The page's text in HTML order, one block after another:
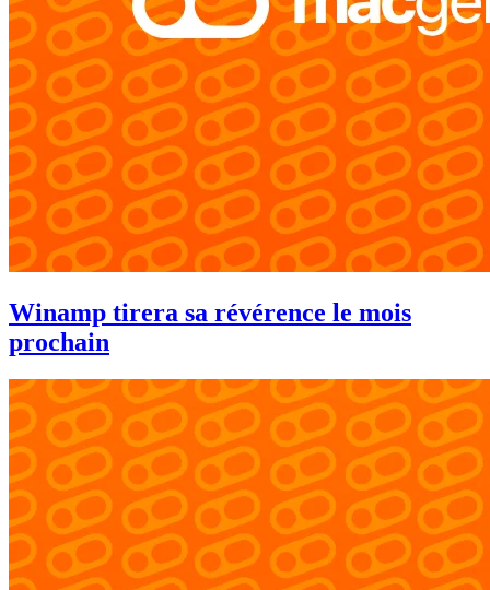
Winamp tirera sa révérence le mois
prochain